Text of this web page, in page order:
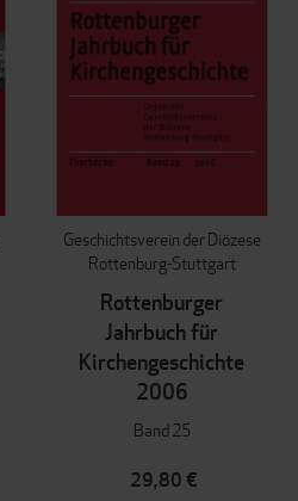
Geschichtsverein der Diözese
Rottenburg-Stuttgart
Rottenburger
Jahrbuch für
Kirchengeschichte
2006
Band 25
29,80 €